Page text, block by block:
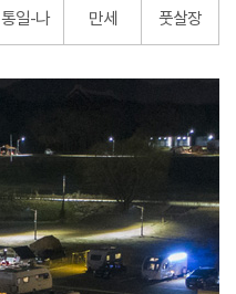
통일-나 만세 풋살장